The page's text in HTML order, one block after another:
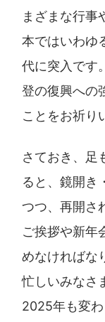
まざまな行事
本ではいわゆ
代に突入です
登の復興への
ことをお祈り
さておき、足
ると、鏡開き
つつ、再開さ
ご挨拶や新年
めなければな
忙しいみなさ
2025年も変